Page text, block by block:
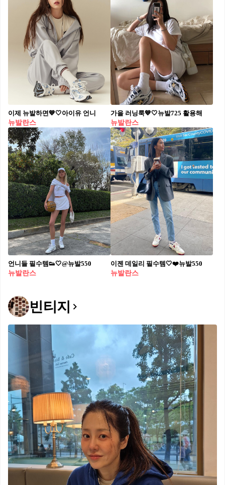
이제 뉴발하면💙🤍아이유 언니
뉴발란스
가을 러닝룩💙🤍뉴발725 활용해
뉴발란스
언니들 필수템👟🤍@뉴발550
뉴발란스
이젠 데일리 필수템🤍❤️뉴발550
뉴발란스
빈티지